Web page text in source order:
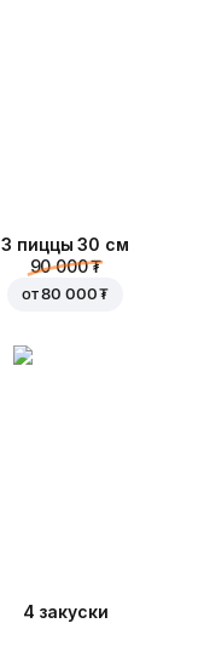
3 пиццы 30 см
90 000 ₮
от80 000 ₮
4 закуски